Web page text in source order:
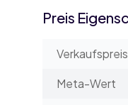
Preis
Verkaufspreis
Meta-Wert